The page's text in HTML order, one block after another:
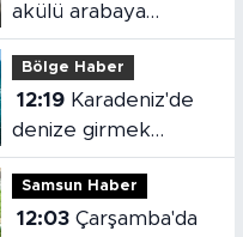
akülü arabaya
gizlenmiş
uyuşturucu bulundu
Bölge Haber
12:19
denize girmek
yasaklandı
Samsun Haber
12:03 Çarşamba'da